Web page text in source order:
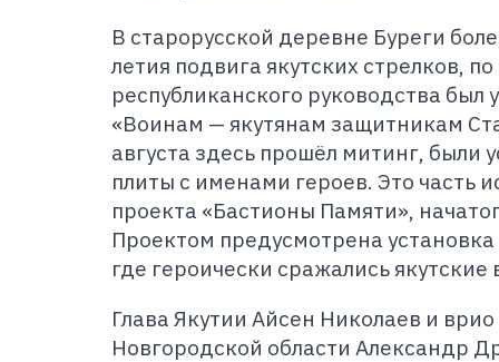
В старорусской деревне Буреги
летия подвига якутских стрелков,
республиканского руководства был
«Воинам — якутянам защитникам
августа здесь прошёл митинг, были
плиты с именами героев. Это часть
проекта «Бастионы Памяти»,
Проектом предусмотрена
где героически сражались якутские
Глава Якутии Айсен Николаев и
Новгородской области Александр